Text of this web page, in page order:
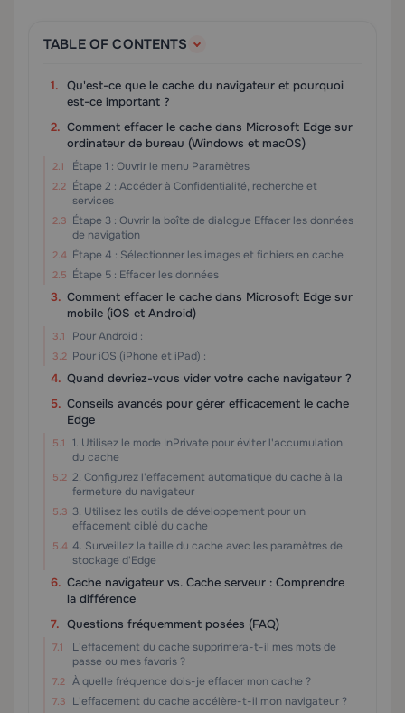
TABLE OF CONTENTS
Qu'est-ce que le cache du navigateur et pourquoi
est-ce important ?
Comment effacer le cache dans Microsoft Edge sur
ordinateur de bureau (Windows et macOS)
Étape 1 : Ouvrir le menu Paramètres
Étape 2 : Accéder à Confidentialité, recherche et
services
Étape 3 : Ouvrir la boîte de dialogue Effacer les données
de navigation
Étape 4 : Sélectionner les images et fichiers en cache
Étape 5 : Effacer les données
Comment effacer le cache dans Microsoft Edge sur
mobile (iOS et Android)
Pour Android :
Pour iOS (iPhone et iPad) :
Quand devriez-vous vider votre cache navigateur ?
Conseils avancés pour gérer efficacement le cache
Edge
1. Utilisez le mode InPrivate pour éviter l'accumulation
du cache
2. Configurez l'effacement automatique du cache à la
fermeture du navigateur
3. Utilisez les outils de développement pour un
effacement ciblé du cache
4. Surveillez la taille du cache avec les paramètres de
stockage d'Edge
Cache navigateur vs. Cache serveur : Comprendre
la différence
Questions fréquemment posées (FAQ)
L'effacement du cache supprimera-t-il mes mots de
passe ou mes favoris ?
À quelle fréquence dois-je effacer mon cache ?
L'effacement du cache accélère-t-il mon navigateur ?